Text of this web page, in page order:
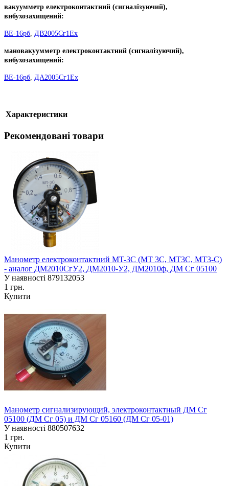
вакуумметр електроконтактний (сигналізуючий),
вибухозахищений:
ВЕ-16рб ДВ2005Сг1Ех
мановакуумметр електроконтактний (сигналізуючий),
вибухозахищений:
ВЕ-16рб ДА2005Сг1Ех
Характеристики
Рекомендовані товари
Манометр електроконтактний MT-3C (MT 3C, MT3C, MT3-С)
- аналог ДМ2010СгУ2, ДМ2010-У2, ДМ2010ф, ДМ Сг 05100
У наявності 879132053
1 грн.
Купити
Манометр сигнализирующий, электроконтактный ДМ Сг
05100 (ДМ Сг 05) и ДМ Сг 05160 (ДМ Сг 05-01)
У наявності 880507632
1 грн.
Купити